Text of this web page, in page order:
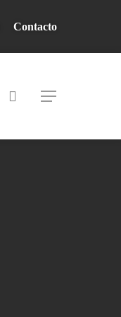
Contacto
search
Menu